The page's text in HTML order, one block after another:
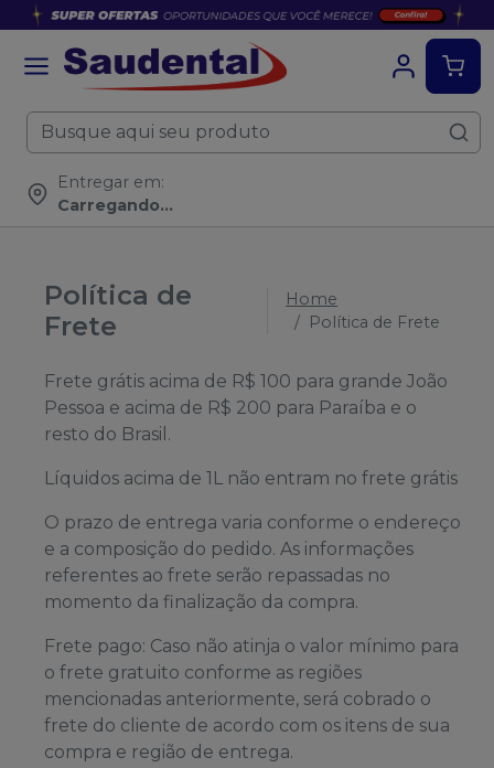
Entregar em:
Carregando...
Política de
Frete
Home
Política de Frete
Frete grátis acima de R$ 100 para grande João
Pessoa e acima de R$ 200 para Paraíba e o
resto do Brasil.
Líquidos acima de 1L não entram no frete grátis
O prazo de entrega varia conforme o endereço
e a composição do pedido. As informações
referentes ao frete serão repassadas no
momento da finalização da compra.
Frete pago: Caso não atinja o valor mínimo para
o frete gratuito conforme as regiões
mencionadas anteriormente, será cobrado o
frete do cliente de acordo com os itens de sua
compra e região de entrega.